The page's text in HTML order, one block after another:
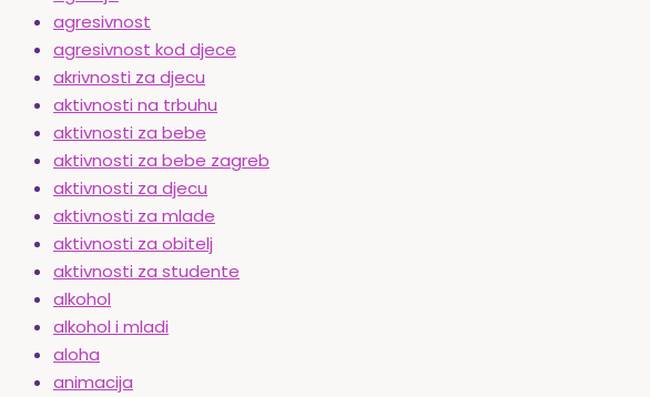
agresivnost
agresivnost kod djece
akrivnosti za djecu
aktivnosti na trbuhu
aktivnosti za bebe
aktivnosti za bebe zagreb
aktivnosti za djecu
aktivnosti za mlade
aktivnosti za obitelj
aktivnosti za studente
alkohol
alkohol i mladi
aloha
animacija